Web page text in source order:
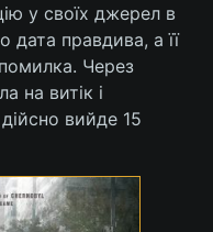
у своїх джерел в
дата правдива, а її
Через
на витік і
вийде 15